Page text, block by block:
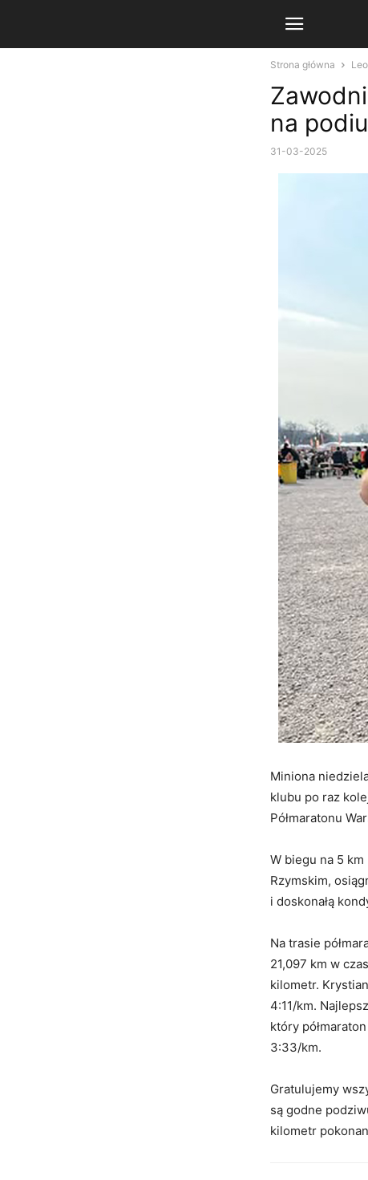
Strona główna
na
31-03-2025
Miniona
klubu po raz
Półmaratonu
W biegu na 5
Rzymskim,
i doskonałą
Na trasie
21,097 km w
kilometr.
4:11/km.
który
3:33/km.
Gratulujemy
są godne
kilometr